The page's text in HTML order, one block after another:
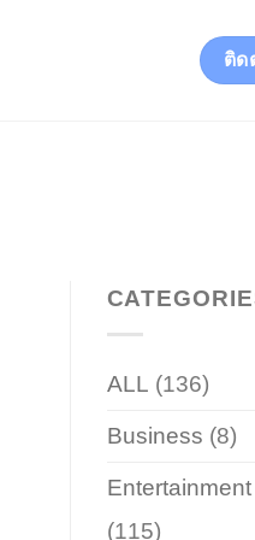
ติด
ALL (136)
Business (8)
(115)